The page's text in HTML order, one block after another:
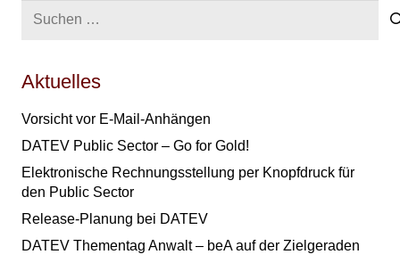
Suchen
Aktuelles
Vorsicht vor E-Mail-Anhängen
DATEV Public Sector – Go for Gold!
Elektronische Rechnungsstellung per Knopfdruck für
den Public Sector
Release-Planung bei DATEV
DATEV Thementag Anwalt – beA auf der Zielgeraden